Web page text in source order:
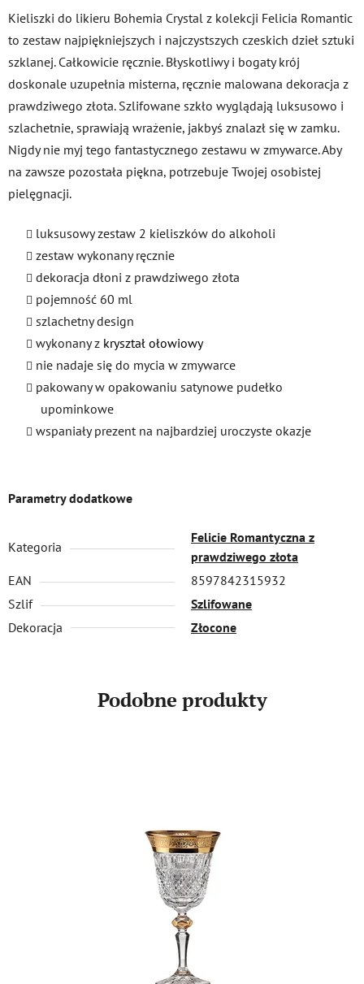
Kieliszki do likieru Bohemia Crystal z kolekcji Felicia Romantic
to zestaw najpiękniejszych i najczystszych czeskich dzieł sztuki
szklanej. Całkowicie ręcznie. Błyskotliwy i bogaty krój
doskonale uzupełnia misterna, ręcznie malowana dekoracja z
prawdziwego złota. Szlifowane szkło wyglądają luksusowo i
szlachetnie, sprawiają wrażenie, jakbyś znalazł się w zamku.
Nigdy nie myj tego fantastycznego zestawu w zmywarce. Aby
na zawsze pozostała piękna, potrzebuje Twojej osobistej
pielęgnacji.
luksusowy zestaw 2 kieliszków do alkoholi
zestaw wykonany ręcznie
dekoracja dłoni z prawdziwego złota
pojemność 60 ml
szlachetny design
wykonany z kryształ ołowiowy
nie nadaje się do mycia w zmywarce
pakowany w opakowaniu satynowe pudełko
upominkowe
wspaniały prezent na najbardziej uroczyste okazje
Parametry dodatkowe
Kategoria
Felicie Romantyczna z
prawdziwego złota
EAN
8597842315932
Szlif
Szlifowane
Dekoracja
Złocone
Podobne produkty